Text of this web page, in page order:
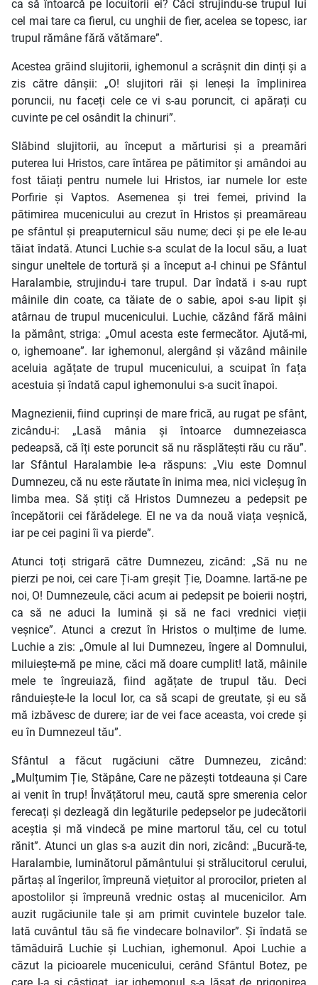
ca să întoarcă pe locuitorii ei? Căci strujindu-se trupul lui
cel mai tare ca fierul, cu unghii de fier, acelea se topesc, iar
trupul rămâne fără vătămare”.
Acestea grăind slujitorii, ighemonul a scrâșnit din dinți și a
zis către dânșii: „O! slujitori răi și leneși la împlinirea
poruncii, nu faceți cele ce vi s-au poruncit, ci apărați cu
cuvinte pe cel osândit la chinuri”.
Slăbind slujitorii, au început a mărturisi și a preamări
puterea lui Hristos, care întărea pe pătimitor și amândoi au
fost tăiați pentru numele lui Hristos, iar numele lor este
Porfirie și Vaptos. Asemenea și trei femei, privind la
pătimirea mucenicului au crezut în Hristos și preamăreau
pe sfântul și preaputernicul său nume; deci și pe ele le-au
tăiat îndată. Atunci Luchie s-a sculat de la locul său, a luat
singur uneltele de tortură și a început a-l chinui pe Sfântul
Haralambie, strujindu-i tare trupul. Dar îndată i s-au rupt
mâinile din coate, ca tăiate de o sabie, apoi s-au lipit și
atârnau de trupul mucenicului. Luchie, căzând fără mâini
la pământ, striga: „Omul acesta este fermecător. Ajută-mi,
o, ighemoane”. Iar ighemonul, alergând și văzând mâinile
aceluia agățate de trupul mucenicului, a scuipat în fața
acestuia și îndată capul ighemonului s-a sucit înapoi.
Magnezienii, fiind cuprinși de mare frică, au rugat pe sfânt,
zicându-i: „Lasă mânia și întoarce dumnezeiasca
pedeapsă, că îți este poruncit să nu răsplătești rău cu rău”.
Iar Sfântul Haralambie le-a răspuns: „Viu este Domnul
Dumnezeu, că nu este răutate în inima mea, nici vicleșug în
limba mea. Să știți că Hristos Dumnezeu a pedepsit pe
începătorii cei fărădelege. El ne va da nouă viața veșnică,
iar pe cei pagini îi va pierde”.
Atunci toți strigară către Dumnezeu, zicând: „Să nu ne
pierzi pe noi, cei care Ți-am greșit Ție, Doamne. Iartă-ne pe
noi, O! Dumnezeule, căci acum ai pedepsit pe boierii noștri,
ca să ne aduci la lumină și să ne faci vrednici vieții
veșnice”. Atunci a crezut în Hristos o mulțime de lume.
Luchie a zis: „Omule al lui Dumnezeu, îngere al Domnului,
miluiește-mă pe mine, căci mă doare cumplit! Iată, mâinile
mele te îngreuiază, fiind agățate de trupul tău. Deci
rânduiește-le la locul lor, ca să scapi de greutate, și eu să
mă izbăvesc de durere; iar de vei face aceasta, voi crede și
eu în Dumnezeul tău”.
Sfântul a făcut rugăciuni către Dumnezeu, zicând:
„Mulțumim Ție, Stăpâne, Care ne păzești totdeauna și Care
ai venit în trup! Învățătorul meu, caută spre smerenia celor
ferecați și dezleagă din legăturile pedepselor pe judecătorii
aceștia și mă vindecă pe mine martorul tău, cel cu totul
rănit”. Atunci un glas s-a auzit din nori, zicând: „Bucură-te,
Haralambie, luminătorul pământului și strălucitorul cerului,
părtaș al îngerilor, împreună viețuitor al prorocilor, prieten al
apostolilor și împreună vrednic ostaș al mucenicilor. Am
auzit rugăciunile tale și am primit cuvintele buzelor tale.
Iată cuvântul tău să fie vindecare bolnavilor”. Și îndată se
tămăduiră Luchie și Luchian, ighemonul. Apoi Luchie a
căzut la picioarele mucenicului, cerând Sfântul Botez, pe